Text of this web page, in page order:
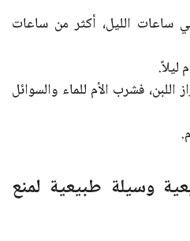
ساعات الليل، أكثر من ساعات
ليلاً.
اللبن، فشرب الأم للماء والسوائل
وسيلة طبيعية لمنع